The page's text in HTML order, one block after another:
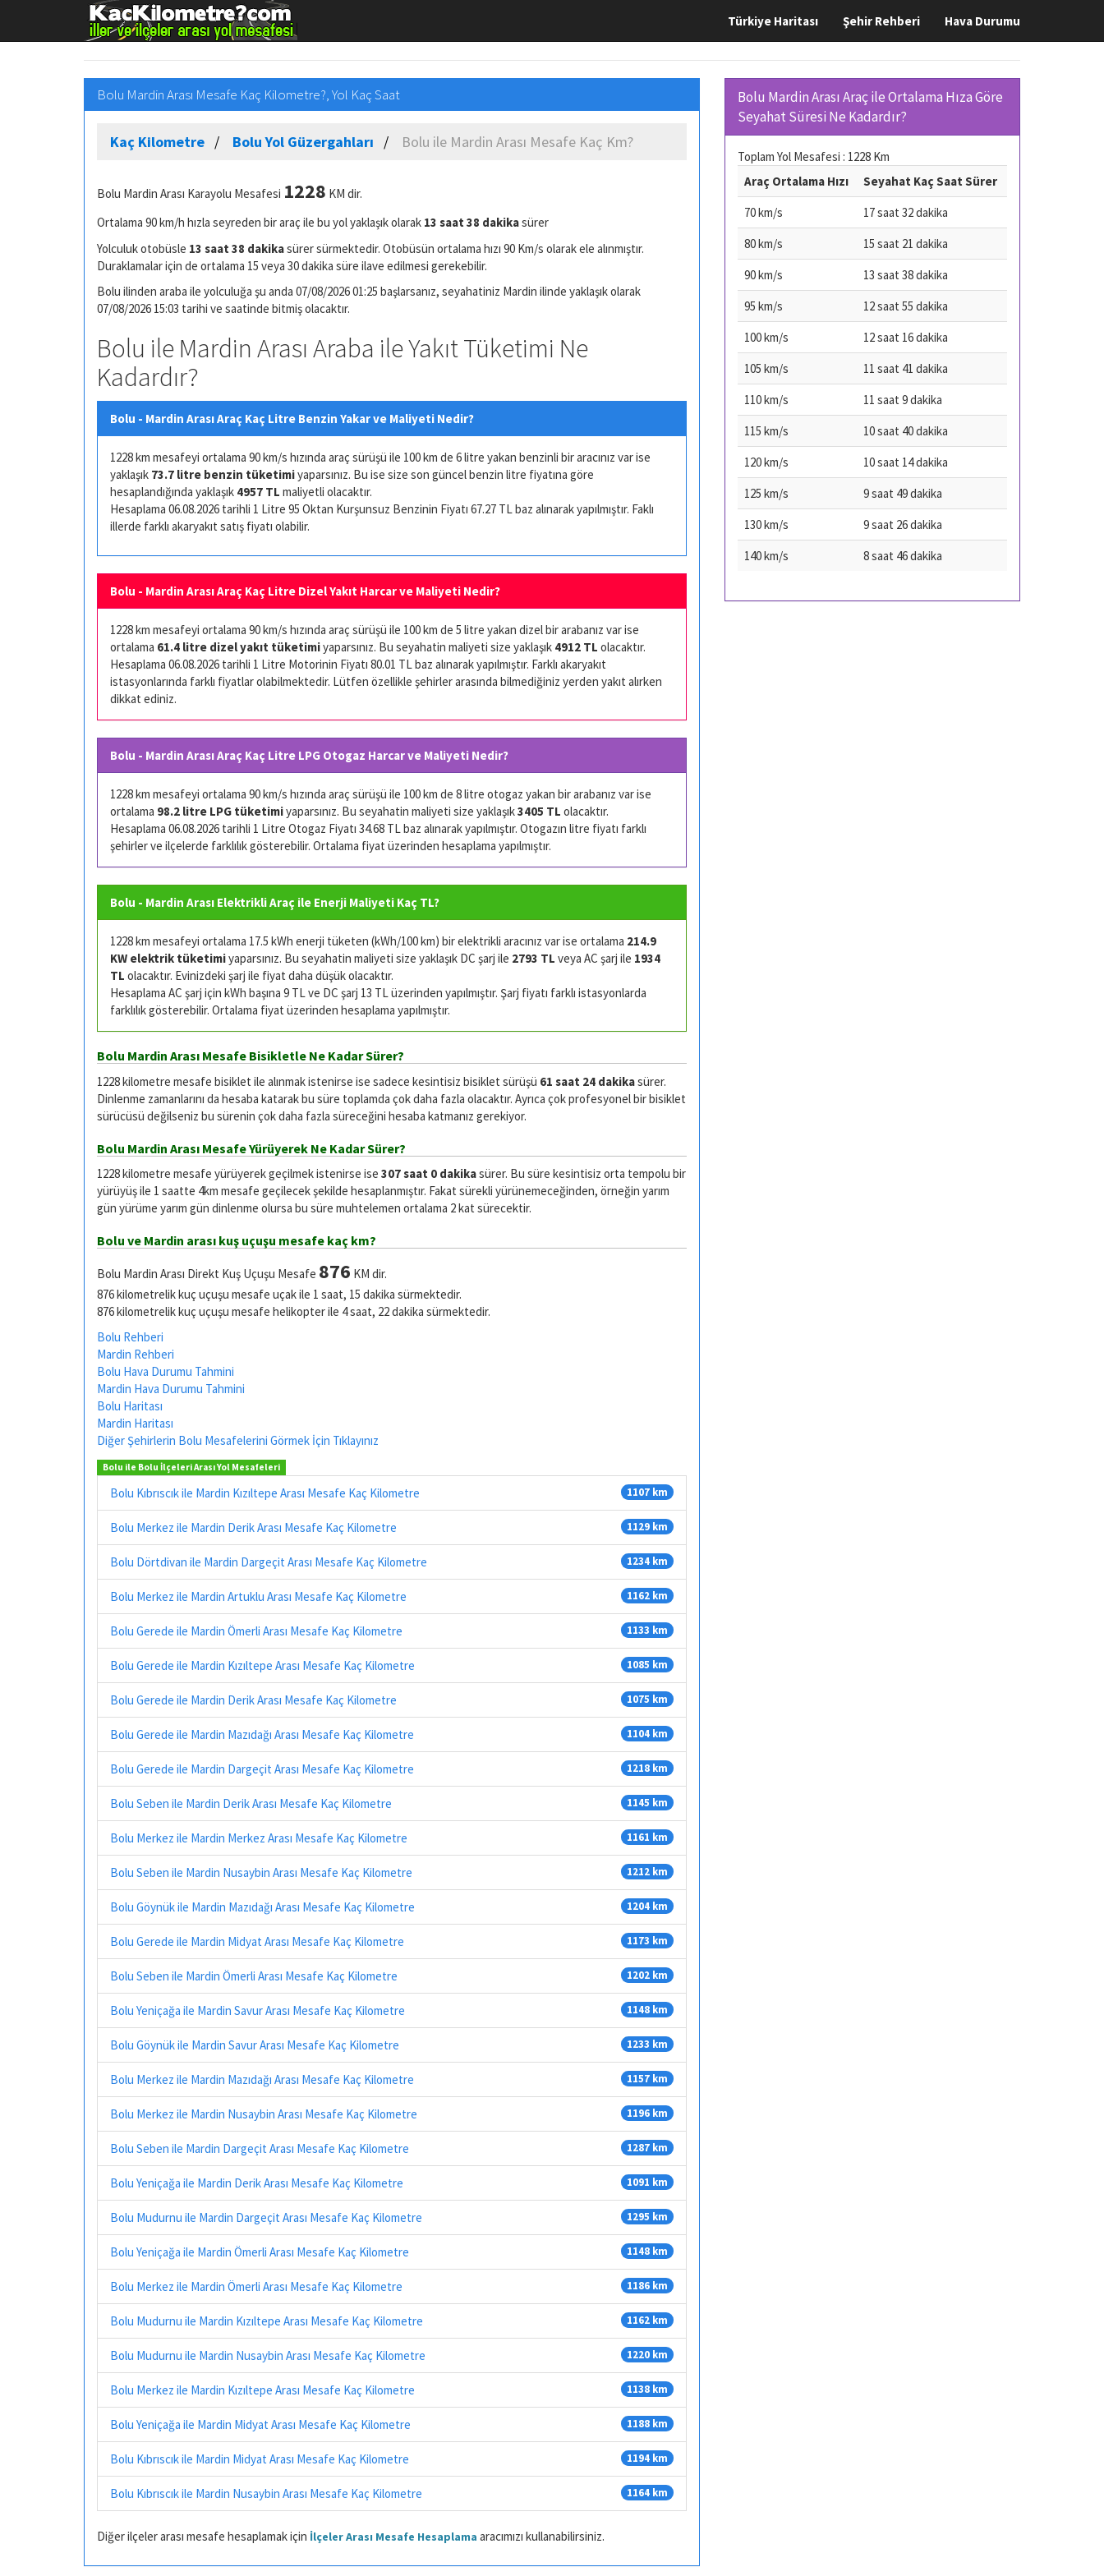
Türkiye Haritası Şehir Rehberi Hava Durumu
Bolu Mardin Arası Mesafe Kaç Kilometre?, Yol Kaç Saat
Kaç Kilometre Bolu Yol Güzergahları Bolu ile Mardin Arası Mesafe Kaç Km?
Bolu Mardin Arası Karayolu Mesafesi 1228 KM dir.
Ortalama 90 km/h hızla seyreden bir araç ile bu yol yaklaşık olarak 13 saat 38 dakikasürer
Yolculuk otobüsle 13 saat 38 dakikasürer sürmektedir. Otobüsün ortalama hızı 90 Km/s olarak ele alınmıştır.
Duraklamalar için de ortalama 15 veya 30 dakika süre ilave edilmesi gerekebilir.
Bolu ilinden araba ile yolculuğa şu anda 07/08/2026 01:25 başlarsanız, seyahatiniz Mardin ilinde yaklaşık olarak
07/08/2026 15:03 tarihi ve saatinde bitmiş olacaktır.
Bolu ile Mardin Arası Araba ile Yakıt Tüketimi Ne
Kadardır?
Bolu - Mardin Arası Araç Kaç Litre Benzin Yakar ve Maliyeti Nedir?
1228 km mesafeyi ortalama 90 km/s hızında araç sürüşü ile 100 km de 6 litre yakan benzinli bir aracınız var ise
yaklaşık 73.7 litre benzin tüketimiyaparsınız. Bu ise size son güncel benzin litre fiyatına göre
hesaplandığında yaklaşık 4957 TL maliyetli olacaktır.
Hesaplama 06.08.2026 tarihli 1 Litre 95 Oktan Kurşunsuz Benzinin Fiyatı 67.27 TL baz alınarak yapılmıştır. Faklı
illerde farklı akaryakıt satış fiyatı olabilir.
Bolu - Mardin Arası Araç Kaç Litre Dizel Yakıt Harcar ve Maliyeti Nedir?
1228 km mesafeyi ortalama 90 km/s hızında araç sürüşü ile 100 km de 5 litre yakan dizel bir arabanız var ise
ortalama 61.4 litre dizel yakıt tüketimiyaparsınız. Bu seyahatin maliyeti size yaklaşık 4912 TL olacaktır.
Hesaplama 06.08.2026 tarihli 1 Litre Motorinin Fiyatı 80.01 TL baz alınarak yapılmıştır. Farklı akaryakıt
istasyonlarında farklı fiyatlar olabilmektedir. Lütfen özellikle şehirler arasında bilmediğiniz yerden yakıt alırken
dikkat ediniz.
Bolu - Mardin Arası Araç Kaç Litre LPG Otogaz Harcar ve Maliyeti Nedir?
1228 km mesafeyi ortalama 90 km/s hızında araç sürüşü ile 100 km de 8 litre otogaz yakan bir arabanız var ise
ortalama 98.2 litre LPG tüketimiyaparsınız. Bu seyahatin maliyeti size yaklaşık3405 TL olacaktır.
Hesaplama 06.08.2026 tarihli 1 Litre Otogaz Fiyatı 34.68 TL baz alınarak yapılmıştır. Otogazın litre fiyatı farklı
şehirler ve ilçelerde farklılık gösterebilir. Ortalama fiyat üzerinden hesaplama yapılmıştır.
Bolu - Mardin Arası Elektrikli Araç ile Enerji Maliyeti Kaç TL?
1228 km mesafeyi ortalama 17.5 kWh enerji tüketen (kWh/100 km) bir elektrikli aracınız var ise ortalama 214.9
KW elektrik tüketimiyaparsınız. Bu seyahatin maliyeti size yaklaşık DC şarj ile 2793 TL veya AC şarj ile 1934
TL olacaktır. Evinizdeki şarj ile fiyat daha düşük olacaktır.
Hesaplama AC şarj için kWh başına 9 TL ve DC şarj 13 TL üzerinden yapılmıştır. Şarj fiyatı farklı istasyonlarda
farklılık gösterebilir. Ortalama fiyat üzerinden hesaplama yapılmıştır.
Bolu Mardin Arası Mesafe Bisikletle Ne Kadar Sürer?
1228 kilometre mesafe bisiklet ile alınmak istenirse ise sadece kesintisiz bisiklet sürüşü 61 saat 24 dakikasürer.
Dinlenme zamanlarını da hesaba katarak bu süre toplamda çok daha fazla olacaktır. Ayrıca çok profesyonel bir bisiklet
sürücüsü değilseniz bu sürenin çok daha fazla süreceğini hesaba katmanız gerekiyor.
Bolu Mardin Arası Mesafe Yürüyerek Ne Kadar Sürer?
1228 kilometre mesafe yürüyerek geçilmek istenirse ise 307 saat 0 dakikasürer. Bu süre kesintisiz orta tempolu bir
yürüyüş ile 1 saatte 4km mesafe geçilecek şekilde hesaplanmıştır. Fakat sürekli yürünemeceğinden, örneğin yarım
gün yürüme yarım gün dinlenme olursa bu süre muhtelemen ortalama 2 kat sürecektir.
Bolu ve Mardin arası kuş uçuşu mesafe kaç km?
Bolu Mardin Arası Direkt Kuş Uçuşu Mesafe 876 KM dir.
876 kilometrelik kuç uçuşu mesafe uçak ile 1 saat, 15 dakika sürmektedir.
876 kilometrelik kuç uçuşu mesafe helikopter ile 4 saat, 22 dakika sürmektedir.
Bolu Rehberi
Mardin Rehberi
Bolu Hava Durumu Tahmini
Mardin Hava Durumu Tahmini
Bolu Haritası
Mardin Haritası
Diğer Şehirlerin Bolu Mesafelerini Görmek İçin Tıklayınız
Bolu ile Bolu İlçeleri Arası Yol Mesafeleri
Bolu Kıbrıscık ile Mardin Kızıltepe Arası Mesafe Kaç Kilometre 1107 km
Bolu Merkez ile Mardin Derik Arası Mesafe Kaç Kilometre 1129 km
Bolu Dörtdivan ile Mardin Dargeçit Arası Mesafe Kaç Kilometre 1234 km
Bolu Merkez ile Mardin Artuklu Arası Mesafe Kaç Kilometre 1162 km
Bolu Gerede ile Mardin Ömerli Arası Mesafe Kaç Kilometre 1133 km
Bolu Gerede ile Mardin Kızıltepe Arası Mesafe Kaç Kilometre 1085 km
Bolu Gerede ile Mardin Derik Arası Mesafe Kaç Kilometre 1075 km
Bolu Gerede ile Mardin Mazıdağı Arası Mesafe Kaç Kilometre 1104 km
Bolu Gerede ile Mardin Dargeçit Arası Mesafe Kaç Kilometre 1218 km
Bolu Seben ile Mardin Derik Arası Mesafe Kaç Kilometre 1145 km
Bolu Merkez ile Mardin Merkez Arası Mesafe Kaç Kilometre 1161 km
Bolu Seben ile Mardin Nusaybin Arası Mesafe Kaç Kilometre 1212 km
Bolu Göynük ile Mardin Mazıdağı Arası Mesafe Kaç Kilometre 1204 km
Bolu Gerede ile Mardin Midyat Arası Mesafe Kaç Kilometre 1173 km
Bolu Seben ile Mardin Ömerli Arası Mesafe Kaç Kilometre 1202 km
Bolu Yeniçağa ile Mardin Savur Arası Mesafe Kaç Kilometre 1148 km
Bolu Göynük ile Mardin Savur Arası Mesafe Kaç Kilometre 1233 km
Bolu Merkez ile Mardin Mazıdağı Arası Mesafe Kaç Kilometre 1157 km
Bolu Merkez ile Mardin Nusaybin Arası Mesafe Kaç Kilometre 1196 km
Bolu Seben ile Mardin Dargeçit Arası Mesafe Kaç Kilometre 1287 km
Bolu Yeniçağa ile Mardin Derik Arası Mesafe Kaç Kilometre 1091 km
Bolu Mudurnu ile Mardin Dargeçit Arası Mesafe Kaç Kilometre 1295 km
Bolu Yeniçağa ile Mardin Ömerli Arası Mesafe Kaç Kilometre 1148 km
Bolu Merkez ile Mardin Ömerli Arası Mesafe Kaç Kilometre 1186 km
Bolu Mudurnu ile Mardin Kızıltepe Arası Mesafe Kaç Kilometre 1162 km
Bolu Mudurnu ile Mardin Nusaybin Arası Mesafe Kaç Kilometre 1220 km
Bolu Merkez ile Mardin Kızıltepe Arası Mesafe Kaç Kilometre 1138 km
Bolu Yeniçağa ile Mardin Midyat Arası Mesafe Kaç Kilometre 1188 km
Bolu Kıbrıscık ile Mardin Midyat Arası Mesafe Kaç Kilometre 1194 km
Bolu Kıbrıscık ile Mardin Nusaybin Arası Mesafe Kaç Kilometre 1164 km
Diğer ilçeler arası mesafe hesaplamak için İlçeler Arası Mesafe Hesaplama aracımızı kullanabilirsiniz.
Bolu Mardin Arası Araç ile Ortalama Hıza Göre
Seyahat Süresi Ne Kadardır?
Toplam Yol Mesafesi : 1228 Km
Araç Ortalama Hızı
Seyahat Kaç Saat Sürer
70 km/s
17 saat 32 dakika
80 km/s
15 saat 21 dakika
90 km/s
13 saat 38 dakika
95 km/s
12 saat 55 dakika
100 km/s
12 saat 16 dakika
105 km/s
11 saat 41 dakika
110 km/s
11 saat 9 dakika
115 km/s
10 saat 40 dakika
120 km/s
10 saat 14 dakika
125 km/s
9 saat 49 dakika
130 km/s
9 saat 26 dakika
140 km/s
8 saat 46 dakika